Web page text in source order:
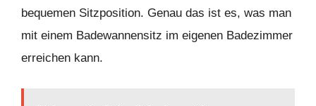
bequemen Sitzposition. Genau das ist es, was man
mit einem Badewannensitz im eigenen Badezimmer
erreichen kann.